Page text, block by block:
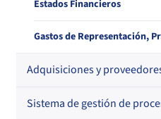
Estados Financieros
Gastos de Representación,
Adquisiciones y
Contrataciones
Sistema de gestión de